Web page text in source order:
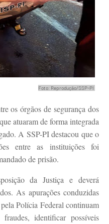
Foto: Reprodução/SSP-PI
os órgãos de segurança dos
atuaram de forma integrada
A SSP-PI destacou que o
entre as instituições foi
de prisão.
da Justiça e deverá
As apurações conduzidas
Polícia Federal continuam
identificar possíveis